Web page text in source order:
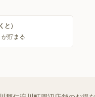
と）
貯まる